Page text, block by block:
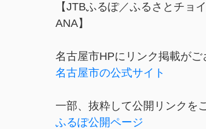
【JTBふるぽ／ふるさとチョ
ANA】
名古屋市HPにリンク掲載がご
名古屋市の公式サイト
一部、抜粋して公開リンクを
ふるぽ公開ページ